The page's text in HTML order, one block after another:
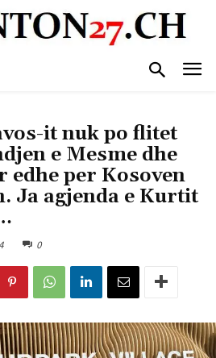
it nuk po flitet
e Mesme dhe
edhe per Kosoven
Ja agjenda e Kurtit
0